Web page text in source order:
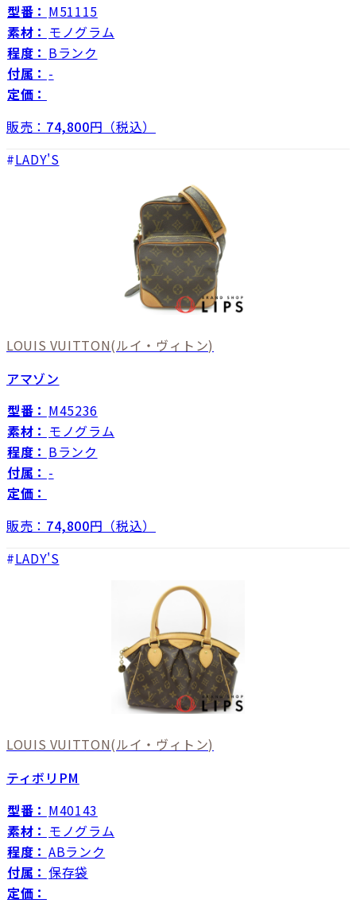
型番： M51115
素材： モノグラム
程度： Bランク
付属： -
定価：
販売： 74,800円（税込）
LADY'S
LOUIS VUITTON(ルイ・ヴィトン)
アマゾン
型番： M45236
素材： モノグラム
程度： Bランク
付属： -
定価：
販売： 74,800円（税込）
LADY'S
LOUIS VUITTON(ルイ・ヴィトン)
ティボリPM
型番： M40143
素材： モノグラム
程度： ABランク
付属： 保存袋
定価：